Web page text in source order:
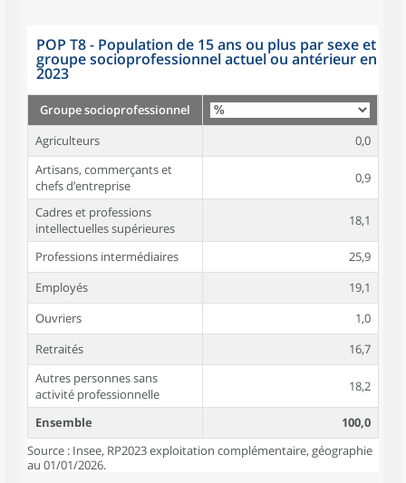
POP T8 - Population de 15 ans ou plus par sexe et
groupe socioprofessionnel actuel ou antérieur en
2023
Groupe socioprofessionnel
Agriculteurs
0,0
Artisans, commerçants et
chefs d’entreprise
0,9
Cadres et professions
intellectuelles supérieures
18,1
Professions intermédiaires
25,9
Employés
19,1
Ouvriers
1,0
Retraités
16,7
Autres personnes sans
activité professionnelle
18,2
Ensemble
100,0
Source : Insee, RP2023 exploitation complémentaire, géographie
au 01/01/2026.